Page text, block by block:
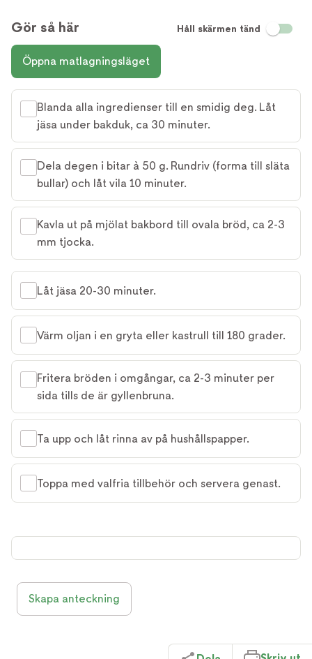
Gör så här Håll skärmen tänd
Öppna matlagningsläget
Blanda alla ingredienser till en smidig deg. Låt
jäsa under bakduk, ca 30 minuter.
Dela degen i bitar à 50 g. Rundriv (forma till släta
bullar) och låt vila 10 minuter.
Kavla ut på mjölat bakbord till ovala bröd, ca 2-3
mm tjocka.
Låt jäsa 20-30 minuter.
Värm oljan i en gryta eller kastrull till 180 grader.
Fritera bröden i omgångar, ca 2-3 minuter per
sida tills de är gyllenbruna.
Ta upp och låt rinna av på hushållspapper.
Toppa med valfria tillbehör och servera genast.
Skapa anteckning